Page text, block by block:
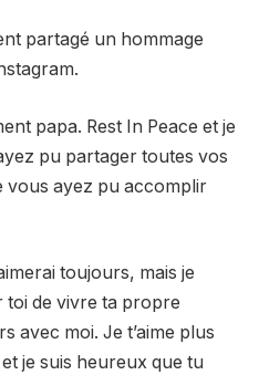
partagé un hommage
papa. Rest In Peace et je
pu partager toutes vos
vous ayez pu accomplir
toujours, mais je
toi de vivre ta propre
avec moi. Je t’aime plus
je suis heureux que tu